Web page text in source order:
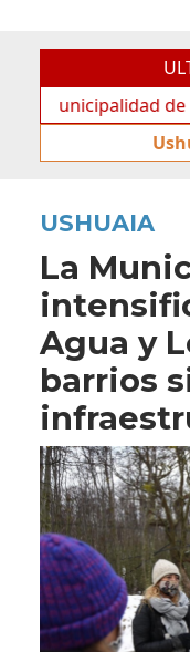
de
USHUAIA
La
Agua y
barrios